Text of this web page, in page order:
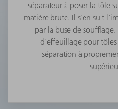
séparateur à poser la tôle
matière brute. Il s'en suit
par la buse de
d'effeuillage pour
séparation à